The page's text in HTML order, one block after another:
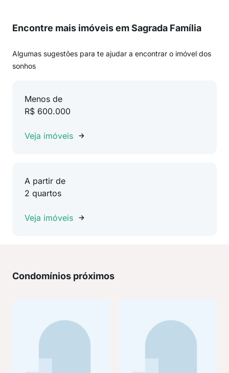
Encontre mais imóveis em Sagrada Família
Algumas sugestões para te ajudar a encontrar o imóvel dos
sonhos
Menos de
R$ 600.000
Veja imóveis
A partir de
2 quartos
Veja imóveis
Condomínios próximos